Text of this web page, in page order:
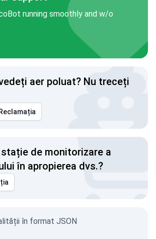
running smoothly and w/o
aer poluat? Nu treceți
de monitorizare a
în apropierea dvs.?
în format JSON